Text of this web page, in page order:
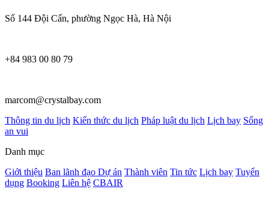
Số 144 Đội Cấn, phường Ngọc Hà, Hà Nội
+84 983 00 80 79
marcom@crystalbay.com
Thông tin du lịch Kiến thức du lịch Pháp luật du lịch Lịch bay Sống
an vui
Danh mục
Giới thiệu Ban lãnh đạo Dự án Thành viên Tin tức Lịch bay Tuyển
dụng Booking Liên hệ CBAIR